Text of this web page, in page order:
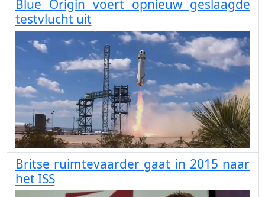
Blue Origin voert opnieuw geslaagde
testvlucht uit
Britse ruimtevaarder gaat in 2015 naar
het ISS